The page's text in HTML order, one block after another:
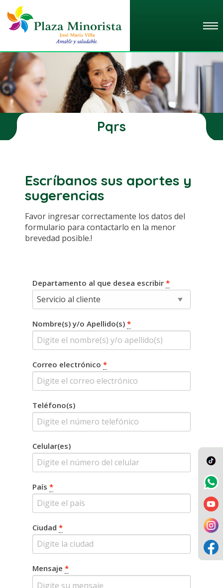
Pqrs
Escríbanos sus aportes y
sugerencias
Favor ingresar correctamente los datos del
formulario para contactarlo en la menor
brevedad posible.!
Departamento al que desea escribir *
Nombre(s) y/o Apellido(s) *
Correo electrónico *
Teléfono(s)
Celular(es)
País *
Ciudad *
Mensaje *